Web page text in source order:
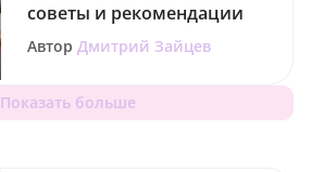
советы и рекомендации
Автор Дмитрий Зайцев
Показать больше